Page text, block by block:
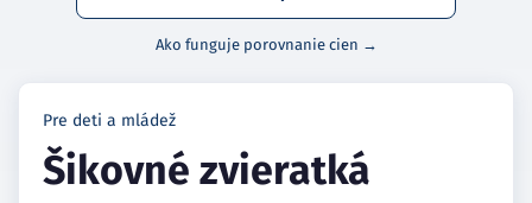
Ako funguje porovnanie cien →
Pre deti a mládež
Šikovné zvieratká